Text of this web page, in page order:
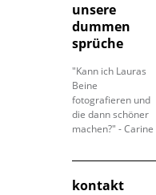
unsere
dummen
sprüche
"Kann ich Lauras
Beine
fotografieren und
die dann schöner
machen?" - Carine
kontakt